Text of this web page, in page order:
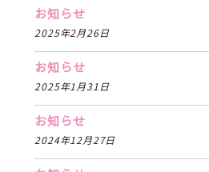
お知らせ
2025年2月26日
お知らせ
2025年1月31日
お知らせ
2024年12月27日